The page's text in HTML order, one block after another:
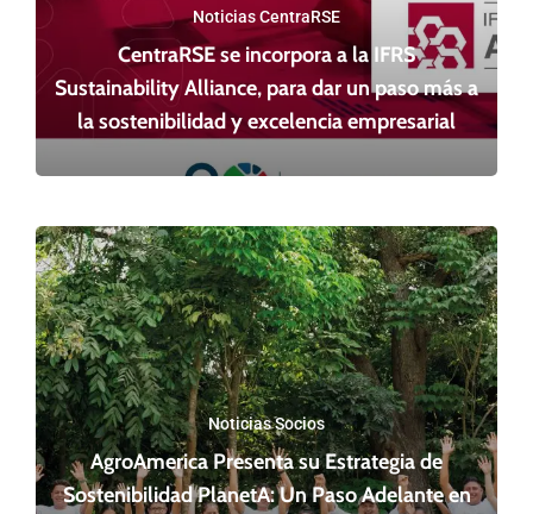
Noticias CentraRSE
CentraRSE se incorpora a la IFRS
Sustainability Alliance, para dar un paso más a
la sostenibilidad y excelencia empresarial
Noticias Socios
AgroAmerica Presenta su Estrategia de
Sostenibilidad PlanetA: Un Paso Adelante en